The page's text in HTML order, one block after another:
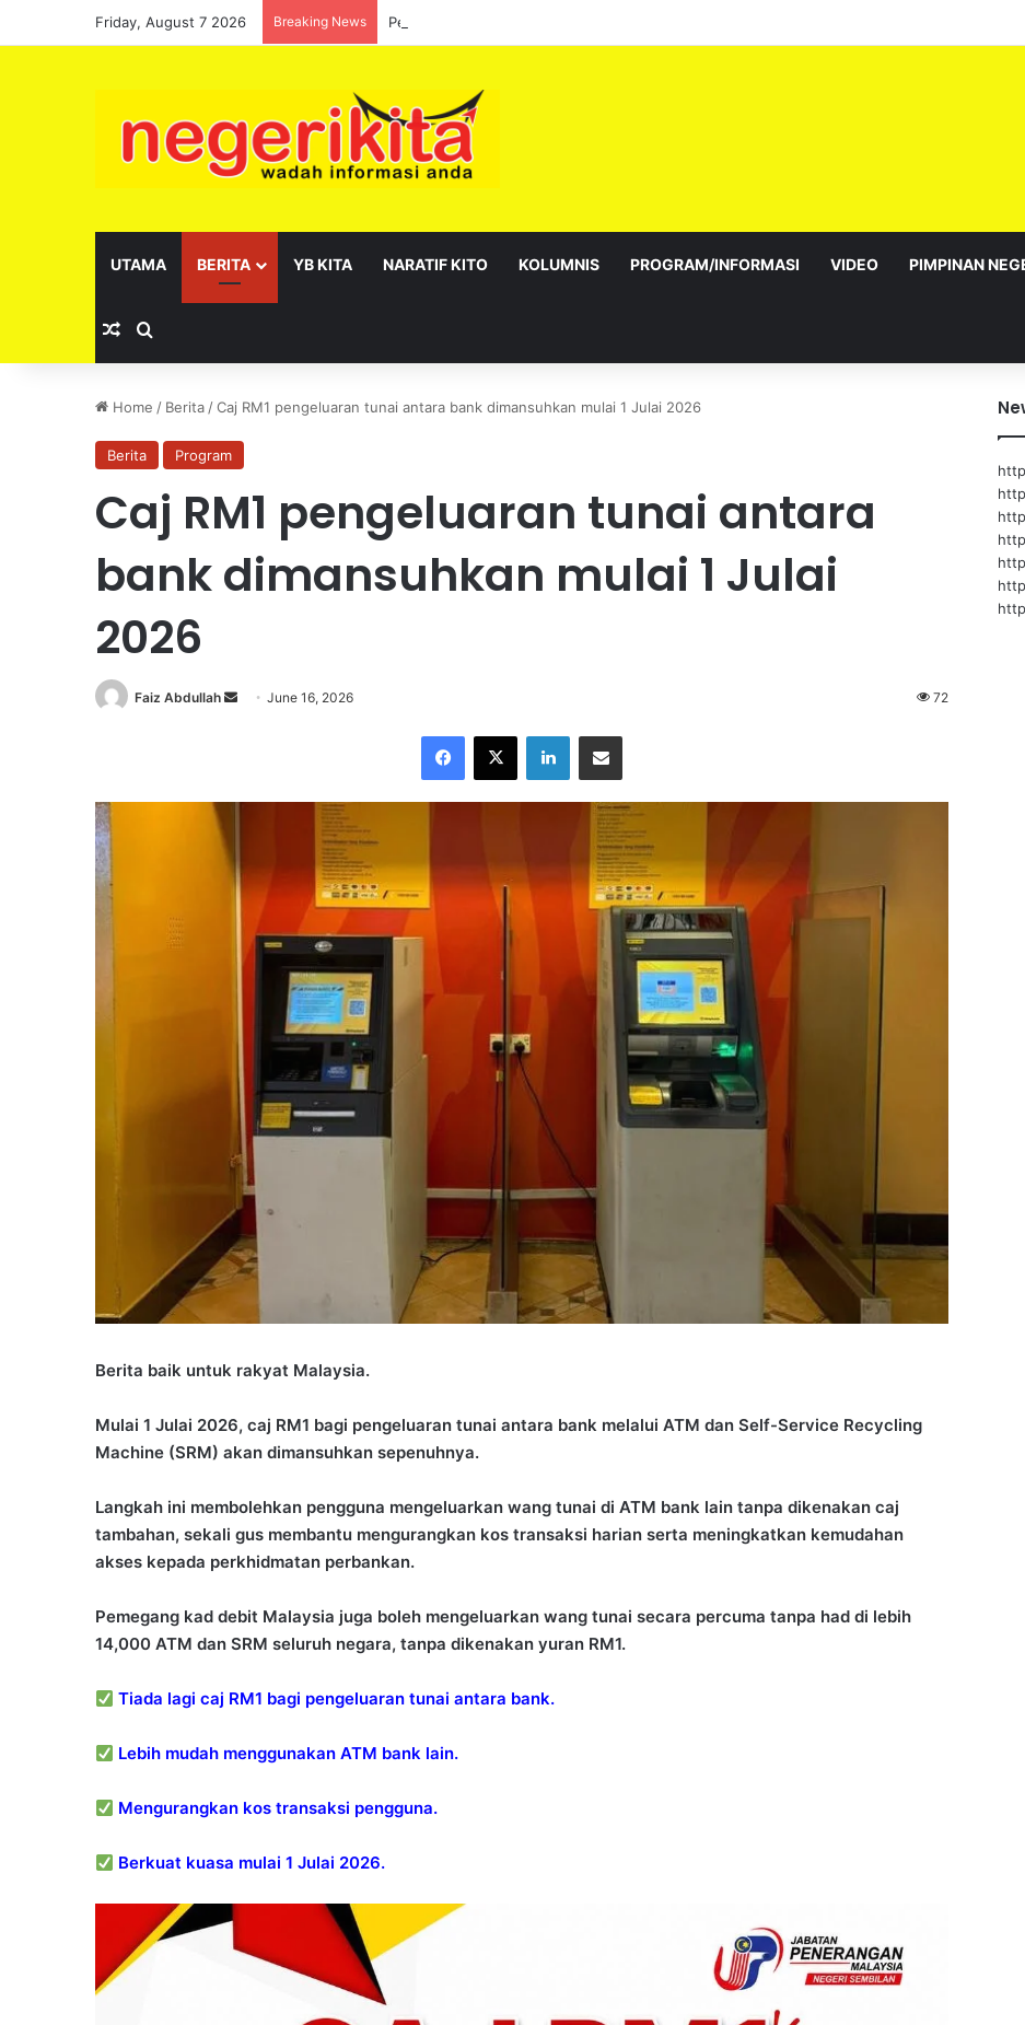
Friday, August 7 2026 Breaking News Pelantikan sebagai Exco satu amanah besar – Siow Kong Choon
UTAMA BERITA YB KITA NARATIF KITO KOLUMNIS PROGRAM/INFORMASI VIDEO PIMPINAN
Random Article
Home / Berita /Caj RM1 pengeluaran tunai antara bank dimansuhkan mulai 1 Julai 2026
Berita Program
Caj RM1 pengeluaran tunai antara
bank dimansuhkan mulai 1 Julai
2026
Faiz Abdullah
a
m
June 16, 2026 72
Berita baik untuk rakyat Malaysia.
Mulai 1 Julai 2026, caj RM1 bagi pengeluaran tunai antara bank melalui ATM dan Self-Service Recycling
Machine (SRM) akan dimansuhkan sepenuhnya.
Langkah ini membolehkan pengguna mengeluarkan wang tunai di ATM bank lain tanpa dikenakan caj
tambahan, sekali gus membantu mengurangkan kos transaksi harian serta meningkatkan kemudahan
akses kepada perkhidmatan perbankan.
Pemegang kad debit Malaysia juga boleh mengeluarkan wang tunai secara percuma tanpa had di lebih
14,000 ATM dan SRM seluruh negara, tanpa dikenakan yuran RM1.
Tiada lagi caj RM1 bagi pengeluaran tunai antara bank.
Lebih mudah menggunakan ATM bank lain.
Mengurangkan kos transaksi pengguna.
Berkuat kuasa mulai 1 Julai 2026.